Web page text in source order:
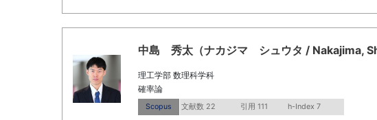
中島 秀太（ナカジマ シュウタ / Nakajima,
理工学部 数理科学科
確率論
Scopus 文献数 22 引用 111 h-Index 7